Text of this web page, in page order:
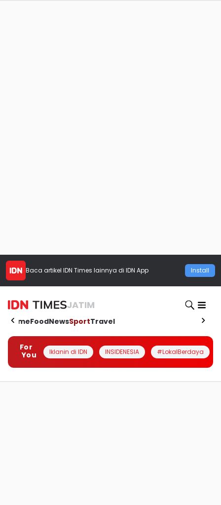
Baca artikel IDN Times lainnya di IDN App Install
JATIM
HomeFoodNewsSportTravel
For
You
Iklanin di IDN INSIDENESIA #LokalBerdaya